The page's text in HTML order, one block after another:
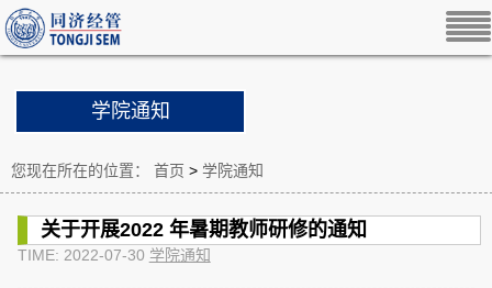
学院通知
您现在所在的位置： 首页 > 学院通知
关于开展2022 年暑期教师研修的通知
TIME: 2022-07-30 学院通知